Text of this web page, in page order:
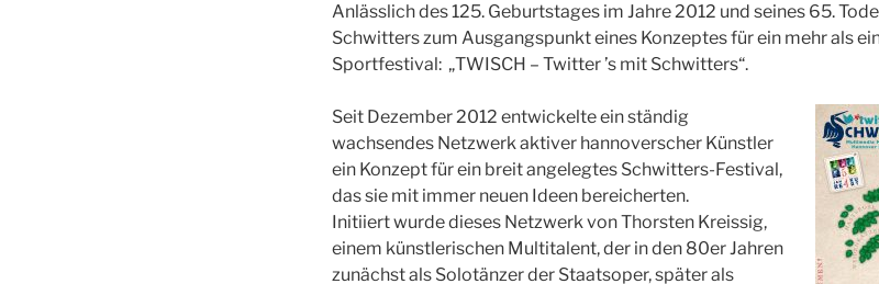
Anlässlich des 125. Geburtstages im Jahre 2012 und seines 65.
Schwitters zum Ausgangspunkt eines Konzeptes für ein mehr als
Sportfestival: „TWISCH – Twitter ’s mit Schwitters“.
Seit Dezember 2012 entwickelte ein ständig
wachsendes Netzwerk aktiver hannoverscher Künstler
ein Konzept für ein breit angelegtes Schwitters-Festival,
das sie mit immer neuen Ideen bereicherten.
Initiiert wurde dieses Netzwerk von Thorsten Kreissig,
einem künstlerischen Multitalent, der in den 80er Jahren
zunächst als Solotänzer der Staatsoper, später als